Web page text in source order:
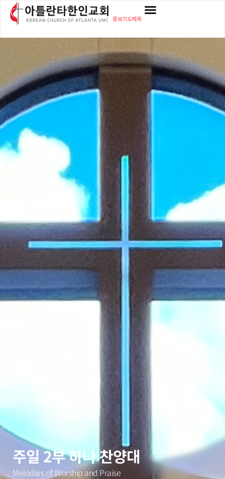
중보기도제목
주일 2부 하나 찬양대
Melodies of Worship and Praise